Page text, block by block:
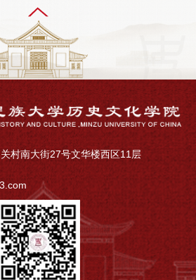
村南大街27号文华楼西区11层